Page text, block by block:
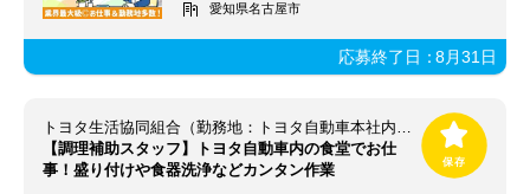
愛知県名古屋市
応募終了日：8月31日
トヨタ生活協同組合（勤務地：トヨタ自動車本社内 北食堂）
【調理補助スタッフ】トヨタ自動車内の食堂でお仕
事！盛り付けや食器洗浄などカンタン作業